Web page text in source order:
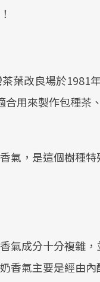
葉改良場於1981
合用來製作包種茶
氣，是這個樹種特
氣成分十分複雜，
香氣主要是經由內
務，更是民眾了解